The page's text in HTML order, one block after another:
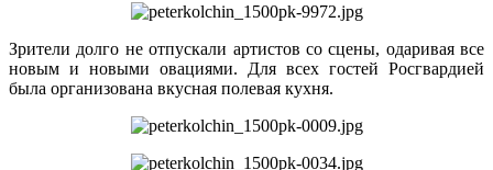
Зрители долго не отпускали артистов со сцены, одаривая все
новым и новыми овациями. Для всех гостей Росгвардией
была организована вкусная полевая кухня.